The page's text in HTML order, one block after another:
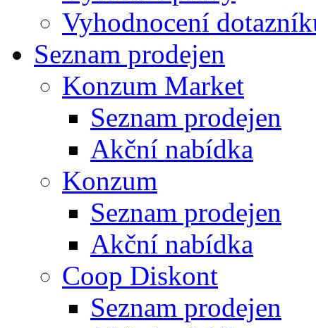
Vyhodnocení
Seznam prodejen
Konzum Market
Seznam prodejen
Akční nabídka
Konzum
Seznam prodejen
Akční nabídka
Coop Diskont
Seznam prodejen